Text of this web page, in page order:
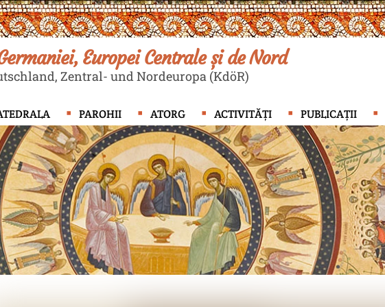
Europei Centrale și de Nord
Zentral- und Nordeuropa (KdöR)
PAROHII ATORG ACTIVITĂȚI PUBLICAȚII